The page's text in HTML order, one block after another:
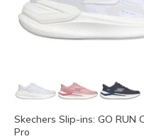
Skechers Slip-ins: GO RUN
Pro